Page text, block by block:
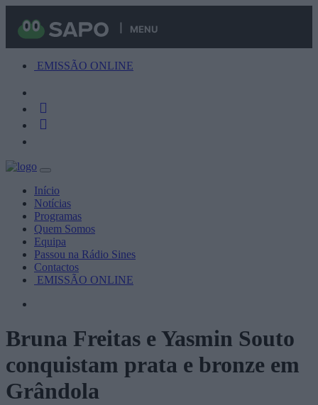
MENU
EMISSÃO ONLINE
Início
Notícias
Programas
Quem Somos
Equipa
Passou na Rádio Sines
Contactos
EMISSÃO ONLINE
Bruna Freitas e Yasmin Souto
conquistam prata e bronze em
Grândola